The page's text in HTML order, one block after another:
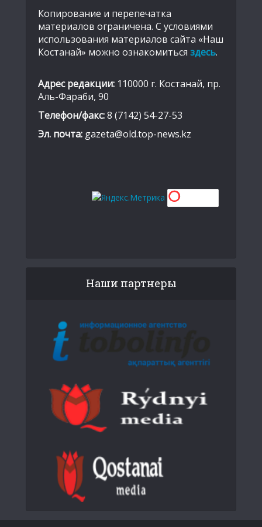
Копирование и перепечатка
материалов ограничена. С условиями
использования материалов сайта «Наш
Костанай» можно ознакомиться здесь.
Адрес редакции: 110000 г. Костанай, пр.
Аль-Фараби, 90
Телефон/факс:8 (7142) 54-27-53
Эл. почта: gazeta@old.top-news.kz
Наши партнеры